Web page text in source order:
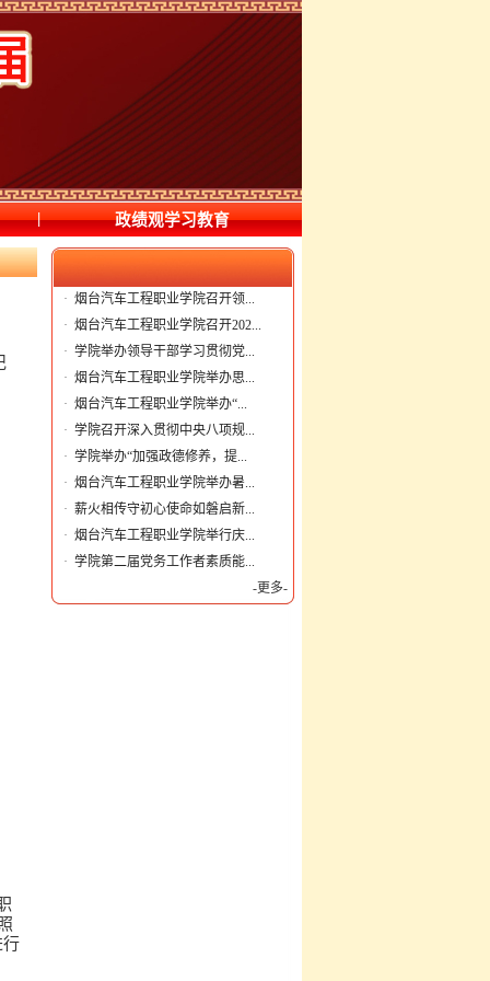
| 政绩观学习教育
· 烟台汽车工程职业学院召开领...
· 烟台汽车工程职业学院召开202...
· 学院举办领导干部学习贯彻党...
· 烟台汽车工程职业学院举办思...
· 烟台汽车工程职业学院举办“...
· 学院召开深入贯彻中央八项规...
· 学院举办“加强政德修养，提...
· 烟台汽车工程职业学院举办暑...
· 薪火相传守初心使命如磐启新...
· 烟台汽车工程职业学院举行庆...
· 学院第二届党务工作者素质能...
-更多-